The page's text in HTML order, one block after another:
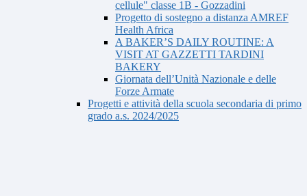
cellule" classe 1B - Gozzadini
Progetto di sostegno a distanza AMREF
Health Africa
A BAKER’S DAILY ROUTINE: A
VISIT AT GAZZETTI TARDINI
BAKERY
Giornata dell’Unità Nazionale e delle
Forze Armate
Progetti e attività della scuola secondaria di primo
grado a.s. 2024/2025